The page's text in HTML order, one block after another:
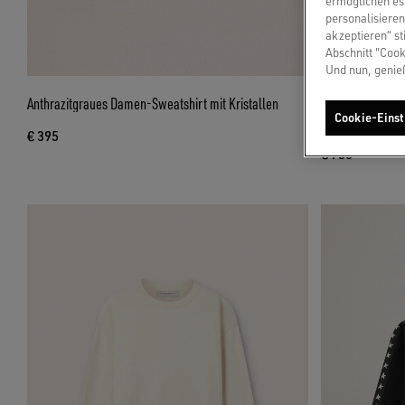
Anthrazitgraues Damen-Sweatshirt mit Kristallen
€ 395
Graues
und Kristallen
€ 750
akzeptieren“
Abschnitt
Und nun,
Cookie-